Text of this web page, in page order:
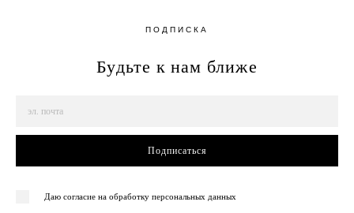
ПОДПИСКА
Будьте к нам ближе
Подписаться
Даю согласие на обработку персональных данных